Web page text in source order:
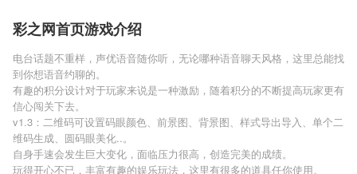
彩之网首页游戏介绍
电台话题不重样，声优语音随你听，无论哪种语音聊天风格，这里总能找
到你想语音约聊的。
有趣的积分设计对于玩家来说是一种激励，随着积分的不断提高玩家更有
信心闯关下去。
v1.3：二维码可设置码眼颜色、前景图、背景图、样式导出导入、单个二
维码生成、圆码眼美化..。
自身手速会发生巨大变化，面临压力很高，创造完美的成绩。
玩得开心不已，丰富有趣的娱乐玩法，这里有很多的道具任你使用。